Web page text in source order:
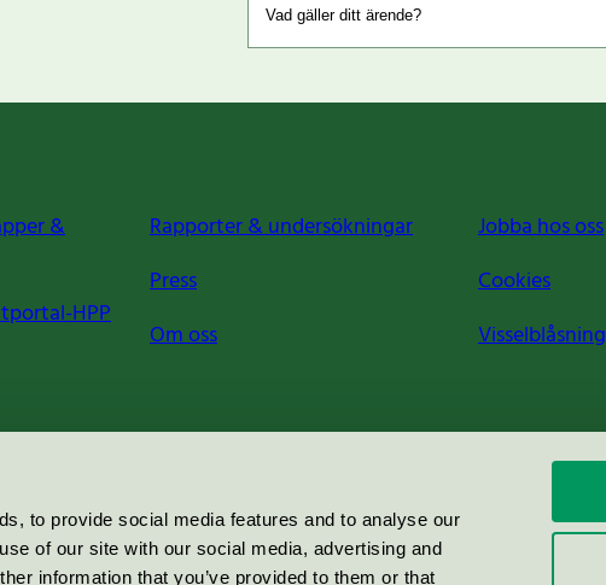
to provide social media features and to analyse our
of our site with our social media, advertising and
information that you’ve provided to them or that
&
HPP
Rapporter & undersökningar
Press
Om oss
Jobba hos oss
Cookies
Visselblåsning